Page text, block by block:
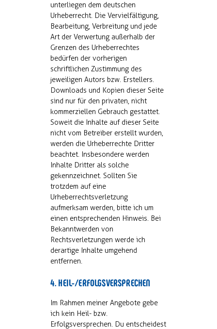
unterliegen dem deutschen
Urheberrecht. Die Vervielfältigung,
Bearbeitung, Verbreitung und jede
Art der Verwertung außerhalb der
Grenzen des Urheberrechtes
bedürfen der vorherigen
schriftlichen Zustimmung des
jeweiligen Autors bzw. Erstellers.
Downloads und Kopien dieser Seite
sind nur für den privaten, nicht
kommerziellen Gebrauch gestattet.
Soweit die Inhalte auf dieser Seite
nicht vom Betreiber erstellt wurden,
werden die Urheberrechte Dritter
beachtet. Insbesondere werden
Inhalte Dritter als solche
gekennzeichnet. Sollten Sie
trotzdem auf eine
Urheberrechtsverletzung
aufmerksam werden, bitte ich um
einen entsprechenden Hinweis. Bei
Bekanntwerden von
Rechtsverletzungen werde ich
derartige Inhalte umgehend
entfernen.
4. HEIL-/ERFOLGSVERSPRECHEN
Im Rahmen meiner Angebote gebe
ich kein Heil- bzw.
Erfolgsversprechen. Du entscheidest